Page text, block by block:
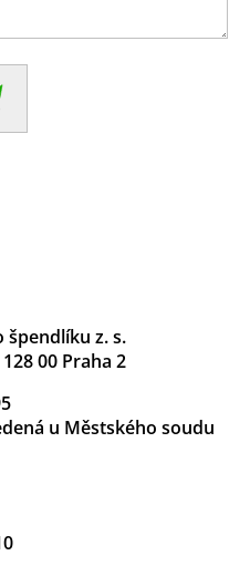
špendlíku z. s.
00 Praha 2
u Městského soudu